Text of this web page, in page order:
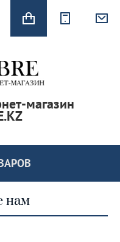
магазин
нам